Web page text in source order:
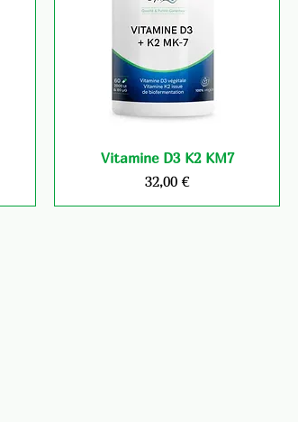
Vitamine D3 K2 KM7
Prix
32,00 €